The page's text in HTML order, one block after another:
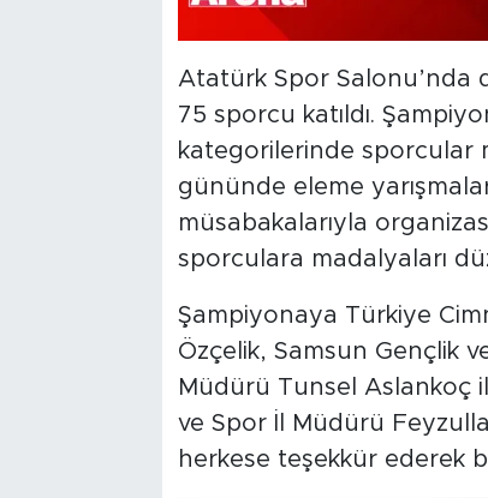
Atatürk Spor Salonu’nda
75 sporcu katıldı.
kategorilerinde sporcular
gününde eleme
müsabakalarıyla
sporculara madalyaları
Şampiyonaya Türkiye
Özçelik, Samsun Gençlik
Müdürü Tunsel Aslankoç
ve Spor İl Müdürü
herkese teşekkür ederek